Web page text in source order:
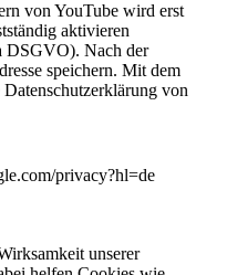
von YouTube wird erst
aktivieren
DSGVO). Nach der
speichern. Mit dem
von
privacy?hl=de
unserer